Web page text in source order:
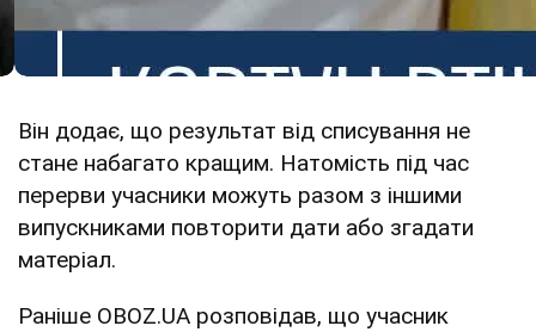
Він додає, що результат від списування не
стане набагато кращим. Натомість під час
перерви учасники можуть разом з іншими
випускниками повторити дати або згадати
матеріал.
Раніше OBOZ.UA розповідав, що учасник